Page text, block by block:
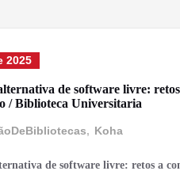
2025
de software livre:
/ Biblioteca Universitaria
, Koha
de software livre: retos a